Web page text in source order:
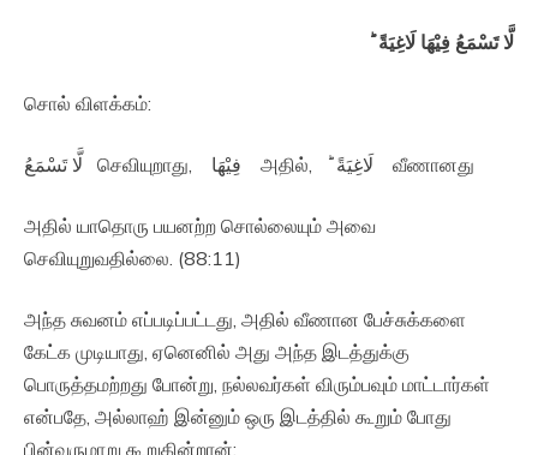
لَّا تَسْمَعُ فِيْهَا لَاغِيَةً ؕ‏
சொல் விளக்கம்:
لَّا تَسْمَعُ செவியுறாது, فِيْهَا அதில், لَاغِيَةً ؕ‏ வீணானது
அதில் யாதொரு பயனற்ற சொல்லையும் அவை
செவியுறுவதில்லை. (88:11)
அந்த சுவனம் எப்படிப்பட்டது, அதில் வீணான பேச்சுக்களை
கேட்க முடியாது, ஏனெனில் அது அந்த இடத்துக்கு
பொருத்தமற்றது போன்று, நல்லவர்கள் விரும்பவும் மாட்டார்கள்
என்பதே, அல்லாஹ் இன்னும் ஒரு இடத்தில் கூறும் போது
பின்வருமாறு கூறுகின்றான்;